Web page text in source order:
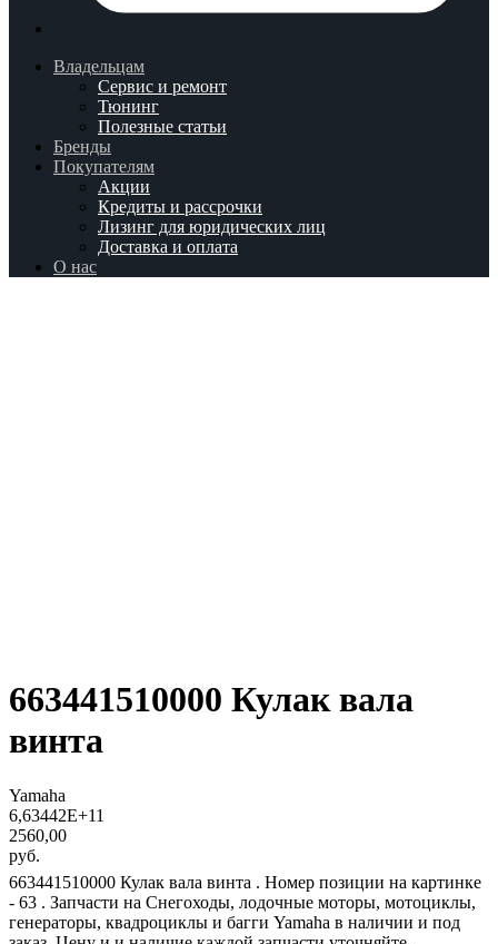
Владельцам
Сервис и ремонт
Тюнинг
Полезные статьи
Бренды
Покупателям
Акции
Кредиты и рассрочки
Лизинг для юридических лиц
Доставка и оплата
О нас
663441510000 Кулак вала
винта
Yamaha
6,63442E+11
2560,00
руб.
663441510000 Кулак вала винта . Номер позиции на картинке
- 63 . Запчасти на Снегоходы, лодочные моторы, мотоциклы,
генераторы, квадроциклы и багги Yamaha в наличии и под